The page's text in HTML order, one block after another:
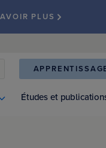
PLUS
Études et